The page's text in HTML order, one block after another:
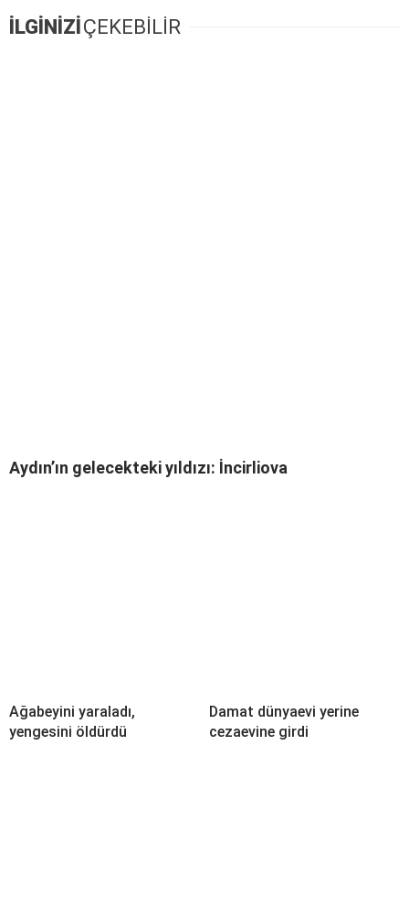
İLGİNİZİÇEKEBİLİR
Aydın’ın gelecekteki yıldızı: İncirliova
Ağabeyini yaraladı,
yengesini öldürdü
Damat dünyaevi yerine
cezaevine girdi